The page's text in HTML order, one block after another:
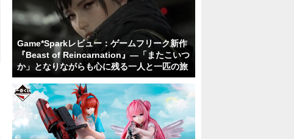
Game*Sparkレビュー：ゲームフリーク新作
『Beast of Reincarnation』―「またこいつ
か」となりながらも心に残る一人と一匹の旅